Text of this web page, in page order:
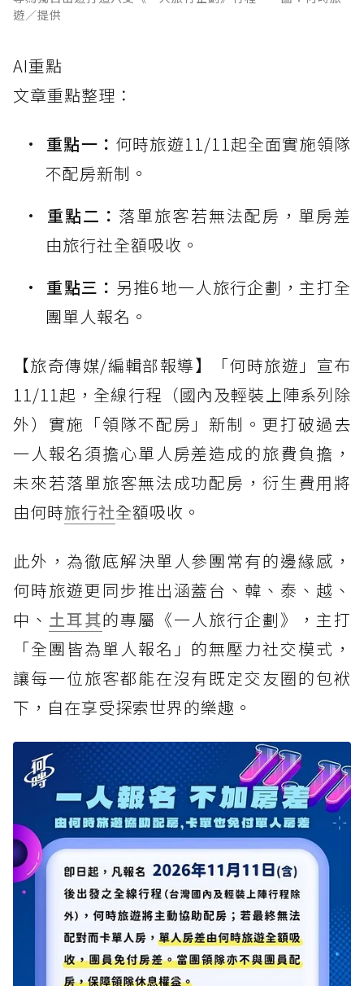
遊／提供
AI重點
文章重點整理：
重點一： 何時旅遊11/11起全面實施領隊
不配房新制。
重點二： 落單旅客若無法配房，單房差
由旅行社全額吸收。
重點三： 另推6地一人旅行企劃，主打全
團單人報名。
【旅奇傳媒/編輯部報導】「何時旅遊」宣布
11/11起，全線行程（國內及輕裝上陣系列除
外）實施「領隊不配房」新制。更打破過去
一人報名須擔心單人房差造成的旅費負擔，
未來若落單旅客無法成功配房，衍生費用將
由何時旅行社全額吸收。
此外，為徹底解決單人參團常有的邊緣感，
何時旅遊更同步推出涵蓋台、韓、泰、越、
中、 土耳其的專屬《一人旅行企劃》，主打
「全團皆為單人報名」的無壓力社交模式，
讓每一位旅客都能在沒有既定交友圈的包袱
下，自在享受探索世界的樂趣。